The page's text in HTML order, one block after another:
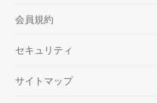
会員規約
セキュリティ
サイトマップ